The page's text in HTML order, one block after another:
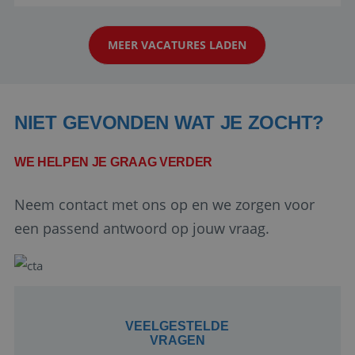
werken: of het nu gaat om vragen ...
MEER VACATURES LADEN
NIET GEVONDEN WAT JE ZOCHT?
WE HELPEN JE GRAAG VERDER
Neem contact met ons op en we zorgen voor
een passend antwoord op jouw vraag.
VEELGESTELDE
VRAGEN
Google Privacy Policy